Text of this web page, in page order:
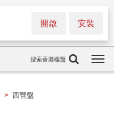
安裝
開啟
搜索香港樓盤
> 西營盤